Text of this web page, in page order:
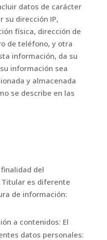
datos de carácter
su dirección IP,
física, dirección de
de teléfono, y otra
información, da su
información sea
y almacenada
se describe en las
del
es diferente
de información:
a contenidos: El
datos personales: